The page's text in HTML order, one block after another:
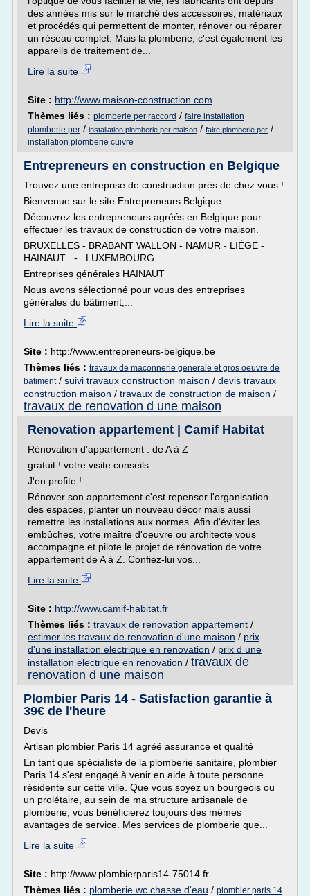
des années mis sur le marché des accessoires, matériaux
et procédés qui permettent de monter, rénover ou réparer
un réseau complet. Mais la plomberie, c'est également les
appareils de traitement de...
Lire la suite
Site : http://www.maison-construction.com
Thèmes liés : plomberie per raccord / faire installation
plomberie per / installation plomberie per maison / faire plomberie per /
installation plomberie cuivre
Entrepreneurs en construction en Belgique
Trouvez une entreprise de construction près de chez vous !
Bienvenue sur le site Entrepreneurs Belgique.
Découvrez les entrepreneurs agréés en Belgique pour
effectuer les travaux de construction de votre maison.
BRUXELLES - BRABANT WALLON - NAMUR - LIÈGE -
HAINAUT - LUXEMBOURG
Entreprises générales HAINAUT
Nous avons sélectionné pour vous des entreprises
générales du bâtiment,...
Lire la suite
Site : http://www.entrepreneurs-belgique.be
Thèmes liés : travaux de maconnerie generale et gros oeuvre de
batiment/ suivi travaux construction maison / devis travaux
construction maison / travaux de construction de maison /
travaux de renovation d une maison
Renovation appartement | Camif Habitat
Rénovation d'appartement : de A à Z
gratuit ! votre visite conseils
J'en profite !
Rénover son appartement c'est repenser l'organisation
des espaces, planter un nouveau décor mais aussi
remettre les installations aux normes. Afin d'éviter les
embûches, votre maître d'oeuvre ou architecte vous
accompagne et pilote le projet de rénovation de votre
appartement de A à Z. Confiez-lui vos...
Lire la suite
Site : http://www.camif-habitat.fr
Thèmes liés : travaux de renovation appartement /
estimer les travaux de renovation d'une maison / prix
d'une installation electrique en renovation / prix d une
installation electrique en renovation / travaux de
renovation d une maison
Plombier Paris 14 - Satisfaction garantie à
39€ de l'heure
Devis
Artisan plombier Paris 14 agréé assurance et qualité
En tant que spécialiste de la plomberie sanitaire, plombier
Paris 14 s'est engagé à venir en aide à toute personne
résidente sur cette ville. Que vous soyez un bourgeois ou
un prolétaire, au sein de ma structure artisanale de
plomberie, vous bénéficierez toujours des mêmes
avantages de service. Mes services de plomberie que...
Lire la suite
Site : http://www.plombierparis14-75014.fr
Thèmes liés : plomberie wc chasse d'eau / plombier paris 14